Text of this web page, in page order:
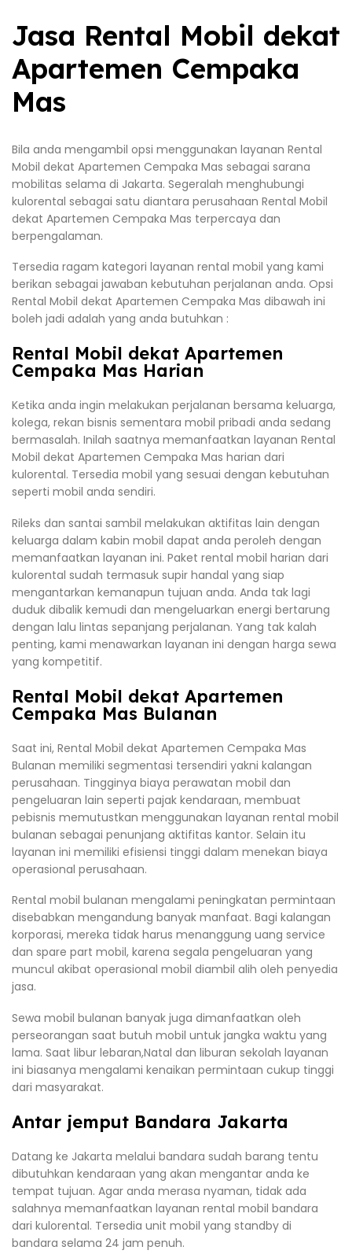
Jasa Rental Mobil dekat
Apartemen Cempaka
Mas
Bila anda mengambil opsi menggunakan layanan Rental
Mobil dekat Apartemen Cempaka Mas sebagai sarana
mobilitas selama di Jakarta. Segeralah menghubungi
kulorental sebagai satu diantara perusahaan Rental Mobil
dekat Apartemen Cempaka Mas terpercaya dan
berpengalaman.
Tersedia ragam kategori layanan rental mobil yang kami
berikan sebagai jawaban kebutuhan perjalanan anda. Opsi
Rental Mobil dekat Apartemen Cempaka Mas dibawah ini
boleh jadi adalah yang anda butuhkan :
Rental Mobil dekat Apartemen
Cempaka Mas Harian
Ketika anda ingin melakukan perjalanan bersama keluarga,
kolega, rekan bisnis sementara mobil pribadi anda sedang
bermasalah. Inilah saatnya memanfaatkan layanan Rental
Mobil dekat Apartemen Cempaka Mas harian dari
kulorental. Tersedia mobil yang sesuai dengan kebutuhan
seperti mobil anda sendiri.
Rileks dan santai sambil melakukan aktifitas lain dengan
keluarga dalam kabin mobil dapat anda peroleh dengan
memanfaatkan layanan ini. Paket rental mobil harian dari
kulorental sudah termasuk supir handal yang siap
mengantarkan kemanapun tujuan anda. Anda tak lagi
duduk dibalik kemudi dan mengeluarkan energi bertarung
dengan lalu lintas sepanjang perjalanan. Yang tak kalah
penting, kami menawarkan layanan ini dengan harga sewa
yang kompetitif.
Rental Mobil dekat Apartemen
Cempaka Mas Bulanan
Saat ini, Rental Mobil dekat Apartemen Cempaka Mas
Bulanan memiliki segmentasi tersendiri yakni kalangan
perusahaan. Tingginya biaya perawatan mobil dan
pengeluaran lain seperti pajak kendaraan, membuat
pebisnis memutustkan menggunakan layanan rental mobil
bulanan sebagai penunjang aktifitas kantor. Selain itu
layanan ini memiliki efisiensi tinggi dalam menekan biaya
operasional perusahaan.
Rental mobil bulanan mengalami peningkatan permintaan
disebabkan mengandung banyak manfaat. Bagi kalangan
korporasi, mereka tidak harus menanggung uang service
dan spare part mobil, karena segala pengeluaran yang
muncul akibat operasional mobil diambil alih oleh penyedia
jasa.
Sewa mobil bulanan banyak juga dimanfaatkan oleh
perseorangan saat butuh mobil untuk jangka waktu yang
lama. Saat libur lebaran,Natal dan liburan sekolah layanan
ini biasanya mengalami kenaikan permintaan cukup tinggi
dari masyarakat.
Antar jemput Bandara Jakarta
Datang ke Jakarta melalui bandara sudah barang tentu
dibutuhkan kendaraan yang akan mengantar anda ke
tempat tujuan. Agar anda merasa nyaman, tidak ada
salahnya memanfaatkan layanan rental mobil bandara
dari kulorental. Tersedia unit mobil yang standby di
bandara selama 24 jam penuh.